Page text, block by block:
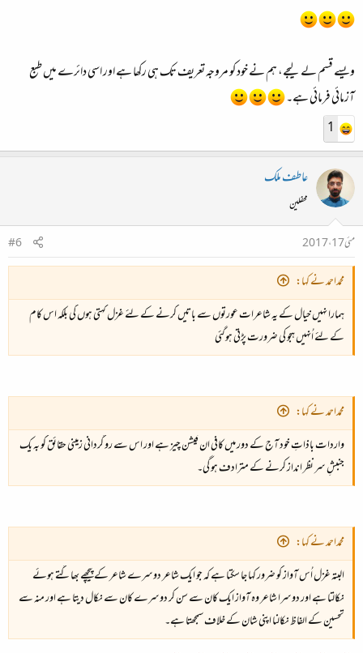
ویسے قسم لے لیجے، ہم نے خود کو مروجہ تعریف تک ہی رکھا ہے اور اسی دائرے میں طبع
آزمائی فرمائی ہے۔
1
عاطف ملک
محفلین
مئی 17، 2017
#6
محمداحمد نے کہا:
ہمارا نہیں خیال کے یہ شاعرات عورتوں سے باتیں کرنے کے لئے غزل کہتی ہوں گی بلکہ اس کام
کے لئے اُنہیں ہجو کی ضرورت پڑتی ہوگئی
محمداحمد نے کہا:
واردات باذاتِ خود آج کے دور میں کافی ان فیشن چیز ہے اور اس سے رو گردانی زمینی حقائق کو بہ یک
جنبشِ سر نظر انداز کرنے کے مترادف ہو گی۔
محمداحمد نے کہا:
البتہ غزل اُس آواز کو ضرور کہا جا سکتا ہے کہ جو ایک شاعر دوسرے شاعر کے پیچھے بھاگتے ہوئے
نکالتا ہے اور دوسرا شاعر وہ آواز ایک کان سے سن کر دوسرے کان سے نکال دیتا ہے اور منہ سے
تحسین کے الفاظ نکالنا اپنی شان کے خلاف سمجھتا ہے۔